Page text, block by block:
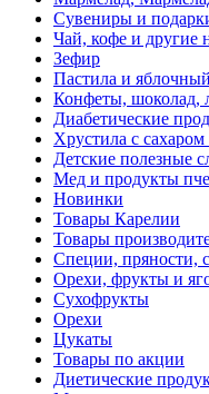
Сувениры и
Чай, кофе и другие
Зефир
Пастила и
Конфеты, шоколад,
Диабетические
Хрустила с сахаром
Детские полезные
Мед и продукты
Новинки
Товары Карелии
Товары
Специи, пряности,
Орехи, фрукты и
Сухофрукты
Орехи
Цукаты
Товары по акции
Диетические